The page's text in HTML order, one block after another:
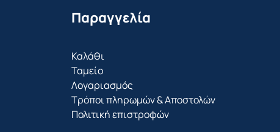
Παραγγελία
Καλάθι
Ταμείο
Λογαριασμός
Τρόποι πληρωμών & Αποστολών
Πολιτική επιστροφών